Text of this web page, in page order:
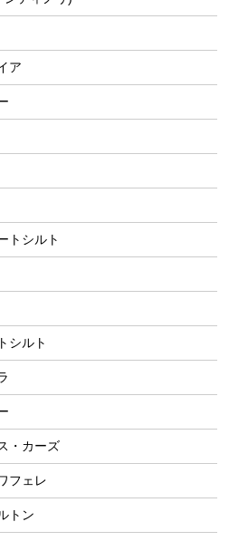
ア
トシルト
シルト
・カーズ
フェレ
トン